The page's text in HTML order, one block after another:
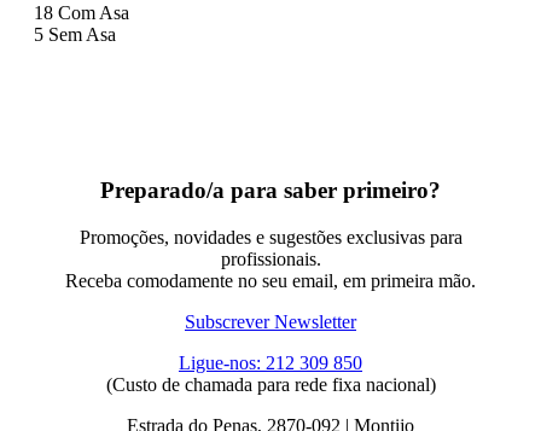
18 Com Asa
5 Sem Asa
Preparado/a para saber primeiro?
Promoções, novidades e sugestões exclusivas para
profissionais.
Receba comodamente no seu email, em primeira mão.
Subscrever Newsletter
Ligue-nos: 212 309 850
(Custo de chamada para rede fixa nacional)
Estrada do Penas, 2870-092 | Montijo